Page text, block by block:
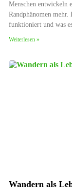
Menschen entwickeln
Randphänomen
funktioniert und was
Weiterlesen »
Wandern als